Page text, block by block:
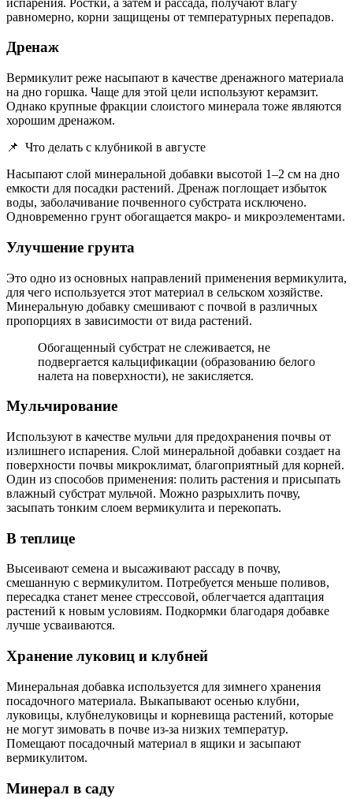
равномерно, корни защищены от температурных перепадов.
Дренаж
Вермикулит реже насыпают в качестве дренажного материала
на дно горшка. Чаще для этой цели используют керамзит.
Однако крупные фракции слоистого минерала тоже являются
хорошим дренажом.
📌 Что делать с клубникой в августе
Насыпают слой минеральной добавки высотой 1–2 см на дно
емкости для посадки растений. Дренаж поглощает избыток
воды, заболачивание почвенного субстрата исключено.
Одновременно грунт обогащается макро- и микроэлементами.
Улучшение грунта
Это одно из основных направлений применения вермикулита,
для чего используется этот материал в сельском хозяйстве.
Минеральную добавку смешивают с почвой в различных
пропорциях в зависимости от вида растений.
Обогащенный субстрат не слеживается, не
подвергается кальцификации (образованию белого
налета на поверхности), не закисляется.
Мульчирование
Используют в качестве мульчи для предохранения почвы от
излишнего испарения. Слой минеральной добавки создает на
поверхности почвы микроклимат, благоприятный для корней.
Один из способов применения: полить растения и присыпать
влажный субстрат мульчой. Можно разрыхлить почву,
засыпать тонким слоем вермикулита и перекопать.
В теплице
Высеивают семена и высаживают рассаду в почву,
смешанную с вермикулитом. Потребуется меньше поливов,
пересадка станет менее стрессовой, облегчается адаптация
растений к новым условиям. Подкормки благодаря добавке
лучше усваиваются.
Хранение луковиц и клубней
Минеральная добавка используется для зимнего хранения
посадочного материала. Выкапывают осенью клубни,
луковицы, клубнелуковицы и корневища растений, которые
не могут зимовать в почве из-за низких температур.
Помещают посадочный материал в ящики и засыпают
вермикулитом.
Минерал в саду